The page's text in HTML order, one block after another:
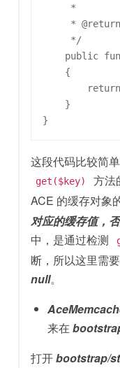
     *
*
     */
public
    {
    }
这段代码比较简
get($key)
方法
ACE 的缓存对象
对应的缓存值，
中，是通过检测
断，所以这里需
null。
来在
打开bootstrap/